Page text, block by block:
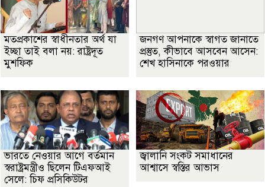
মতপ্রকাশের স্বাধীনতার অর্থ যা
ইচ্ছা তাই বলা নয়: রাষ্ট্রদূত
মুশফিক
জনগণ আপনাকে স্বাগত জানাতে
প্রস্তুত, কীভাবে আসবেন আসেন:
শেখ হাসিনাকে পরওয়ার
ভারতে নেওয়ার আগে বর্তমান
স্বরাষ্ট্রমন্ত্রীও ছিলেন টিএফআই
সেলে: চিফ প্রসিকিউটর
জ্বালানি সংকট সমাধানের
আশ্বাসে স্বস্তির আভাস